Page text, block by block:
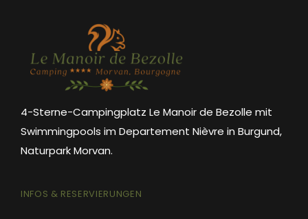
4-Sterne-Campingplatz Le Manoir de Bezolle mit
Swimmingpools im Departement Nièvre in Burgund,
Naturpark Morvan.
INFOS & RESERVIERUNGEN